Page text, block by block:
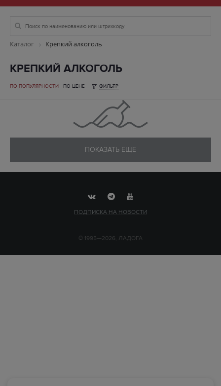
Каталог Крепкий алкоголь
КРЕПКИЙ АЛКОГОЛЬ
ПО ПОПУЛЯРНОСТИ ПО ЦЕНЕ ФИЛЬТР
ПОКАЗАТЬ ЕЩЕ
ПОДПИСКА НА НОВОСТИ
© 1995—2026, ЛАДОГА